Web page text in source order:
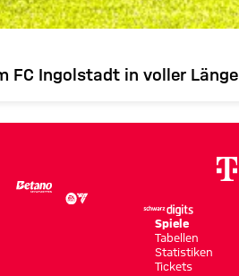
FC Ingolstadt in voller Länge
Spiele
Tabellen
Statistiken
Tickets